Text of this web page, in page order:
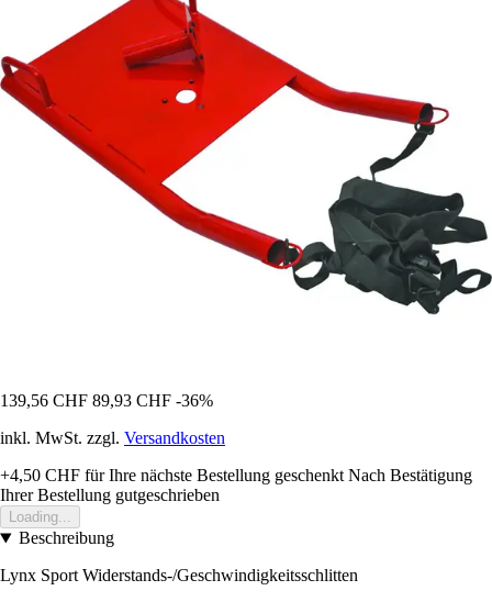
139,56 CHF 89,93 CHF -36%
inkl. MwSt. zzgl. Versandkosten
+4,50 CHF für Ihre nächste Bestellung geschenkt Nach Bestätigung
Ihrer Bestellung gutgeschrieben
Loading...
Beschreibung
Lynx Sport Widerstands-/Geschwindigkeitsschlitten